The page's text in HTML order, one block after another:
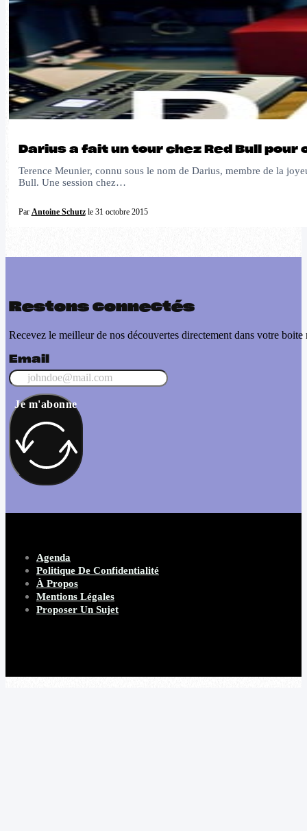
Darius a fait un tour chez Red Bull
Terence Meunier, connu sous le nom de Darius, membre de la
Bull. Une session chez…
Par Antoine Schutzle 31 octobre 2015
Restons connectés
Recevez le meilleur de nos découvertes directement dans votre boite
Email
Je m'abonne
Agenda
Politique De Confidentialité
À Propos
Mentions Légales
Proposer Un Sujet